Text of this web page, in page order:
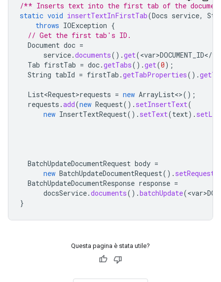
/** Inserts text into the first tab of the
static void insertTextInFirstTab(Docs service,
throws IOException {
// Get the first tab's ID.
Document doc =
service.documents().get(<var>DOCUMENT_ID</
Tab firstTab = doc.getTabs().get(0);
String tabId = firstTab .getTabProperties().
List<Request>requests = new ArrayList<>();
requests .add(new Request(). setInsertText(
new InsertTextRequest(). setText(text).
BatchUpdateDocumentRequest body =
new BatchUpdateDocumentRequest(). setRequests
BatchUpdateDocumentResponse response =
docsService.documents().batchUpdate(<
}
Questa pagina è stata utile?